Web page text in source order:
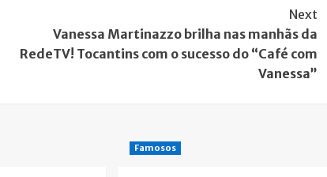
Next
Vanessa Martinazzo brilha nas manhãs da
RedeTV! Tocantins com o sucesso do “Café com
Vanessa”
Famosos